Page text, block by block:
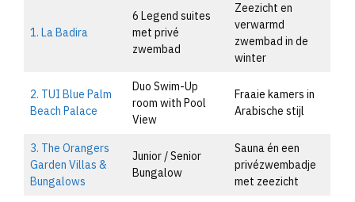
1. La Badira
6 Legend suites
met privé
zwembad
Zeezicht en
verwarmd
zwembad in de
winter
2. TUI Blue Palm
Beach Palace
Duo Swim-Up
room with Pool
View
Fraaie kamers in
Arabische stijl
3. The Orangers
Garden Villas &
Bungalows
Junior / Senior
Bungalow
Sauna én een
privézwembadje
met zeezicht